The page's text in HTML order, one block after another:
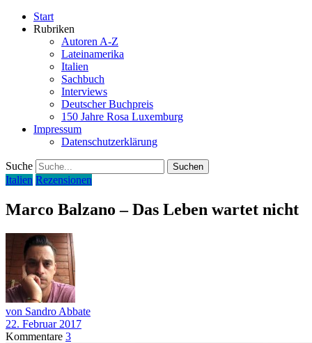
Start
Rubriken
Autoren A-Z
Lateinamerika
Italien
Sachbuch
Interviews
Deutscher Buchpreis
150 Jahre Rosa Luxemburg
Impressum
Datenschutzerklärung
Suche
Italien Rezensionen
Marco Balzano – Das Leben wartet nicht
von Sandro Abbate
22. Februar 2017
Kommentare 3